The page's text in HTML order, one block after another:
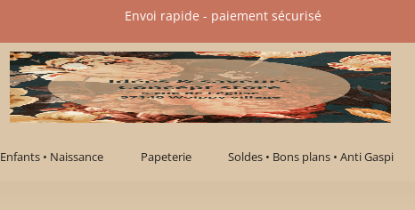
Envoi rapide - paiement sécurisé​
Enfants • Naissance Papeterie Soldes • Bons plans • Anti Gaspi